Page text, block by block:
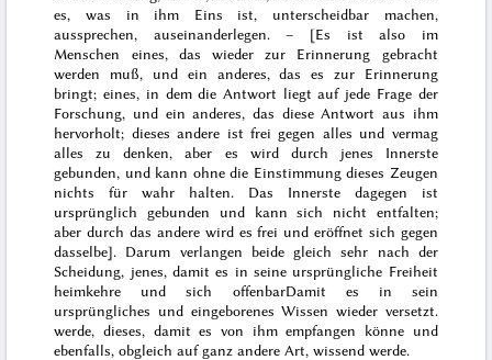
es, was in ihm Eins ist, unterscheidbar machen,
aussprechen, auseinanderlegen. – ⦋Es ist also im
Menschen eines, das wieder zur Erinnerung gebracht
werden muß, und ein anderes, das es zur Erinnerung
bringt; eines, in dem die Antwort liegt auf jede Frage der
Forschung, und ein anderes, das diese Antwort aus ihm
hervorholt; dieses andere ist frei gegen alles und vermag
alles zu denken, aber es wird durch jenes Innerste
gebunden, und kann ohne die Einstimmung dieses Zeugen
nichts für wahr halten. Das Innerste dagegen ist
ursprünglich gebunden und kann sich nicht entfalten;
aber durch das andere wird es frei und eröffnet sich gegen
dasselbe⦌. Darum verlangen beide gleich sehr nach der
Scheidung, jenes, damit es in seine ursprüngliche Freiheit
heimkehre und sich offenbarDamit es in sein
ursprüngliches und eingeborenes Wissen wieder versetzt.
werde, dieses, damit es von ihm empfangen könne und
ebenfalls, obgleich auf ganz andere Art, wissend werde.